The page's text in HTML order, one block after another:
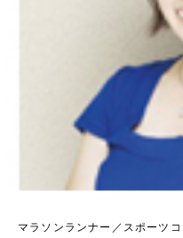
マラソンランナー／スポーツ